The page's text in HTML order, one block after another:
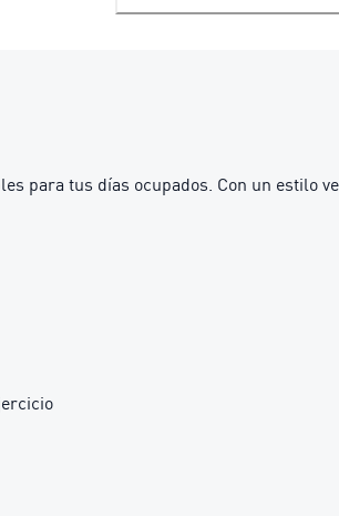
para tus días ocupados. Con un estilo